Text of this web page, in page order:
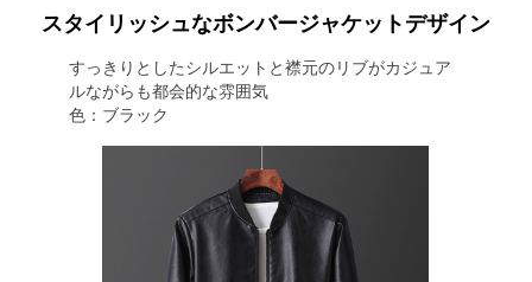
スタイリッシュなボンバージャケットデザイン
すっきりとしたシルエットと襟元のリブがカジュア
ルながらも都会的な雰囲気
色：ブラック